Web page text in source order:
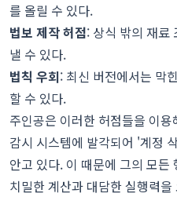
를 올릴 수 있다.
법보 제작 허점: 상식 밖의 재료
낼 수 있다.
법칙 우회: 최신 버전에서는 막
할 수 있다.
주인공은 이러한 허점들을 이
감시 시스템에 발각되어 '계정
안고 있다. 이 때문에 그의 모
치밀한 계산과 대담한 실행력을